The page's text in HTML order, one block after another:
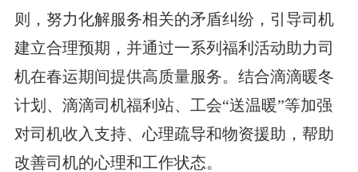
则，努力化解服务相关的矛盾纠纷，引导司机
建立合理预期，并通过一系列福利活动助力司
机在春运期间提供高质量服务。结合滴滴暖冬
计划、滴滴司机福利站、工会“送温暖”等加强
对司机收入支持、心理疏导和物资援助，帮助
改善司机的心理和工作状态。